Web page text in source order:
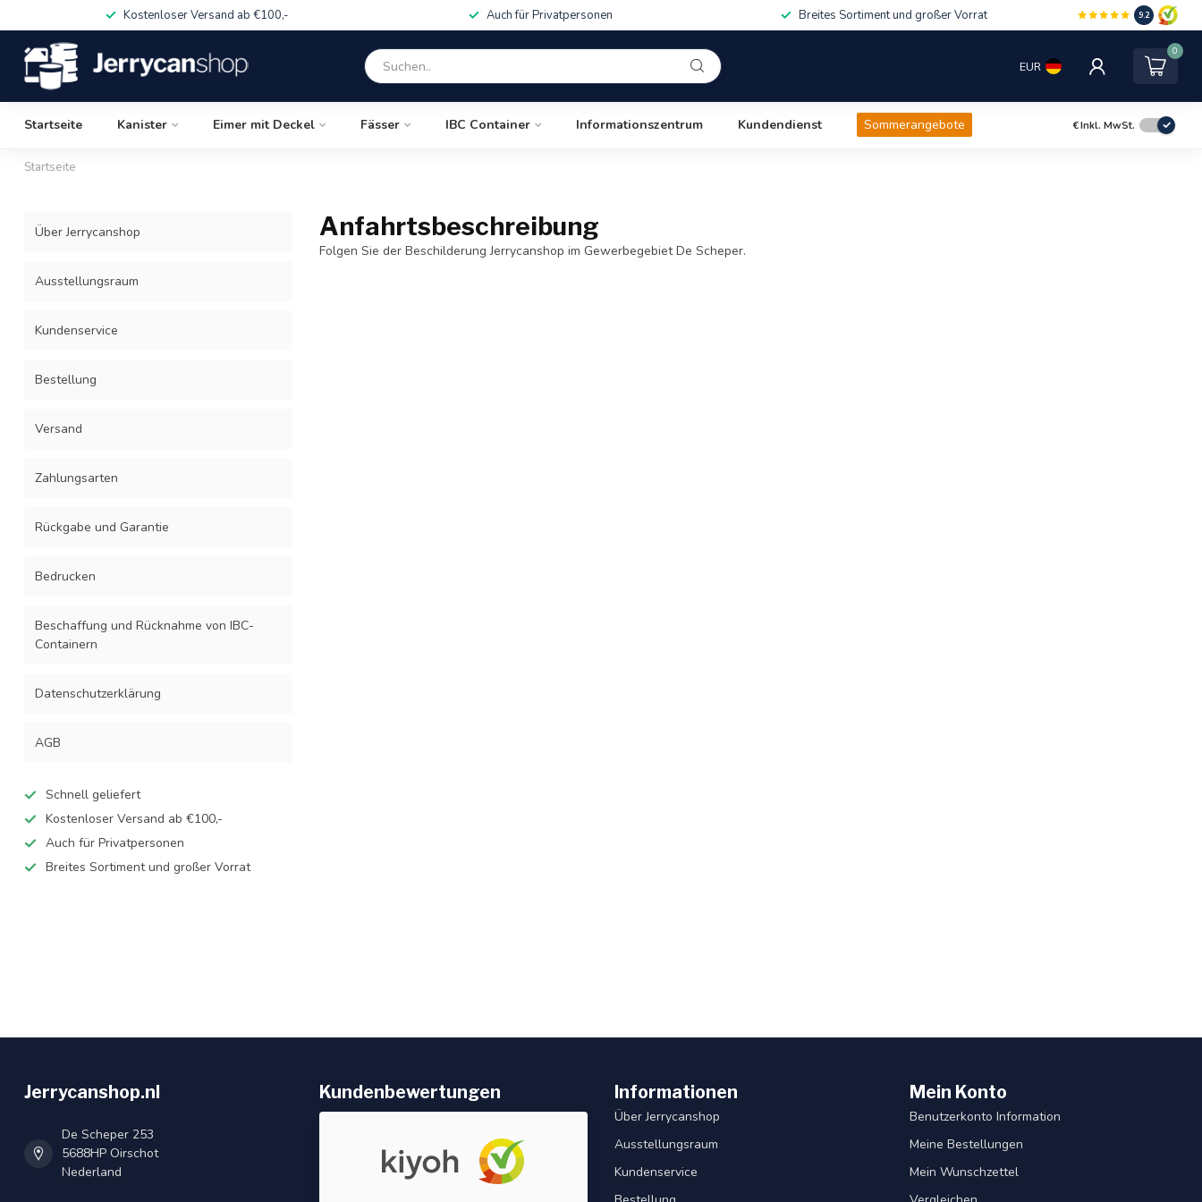
Kostenloser Versand ab €100,- Auch für Privatpersonen Breites Sortiment und großer Vorrat 9.2
EUR
0
Startseite Kanister Eimer mit Deckel Fässer IBC Container Informationszentrum Kundendienst Sommerangebote €Inkl. MwSt.
Startseite
Über Jerrycanshop
Ausstellungsraum
Kundenservice
Bestellung
Versand
Zahlungsarten
Rückgabe und Garantie
Bedrucken
Beschaffung und Rücknahme von IBC-
Containern
Datenschutzerklärung
AGB
Schnell geliefert
Kostenloser Versand ab €100,-
Auch für Privatpersonen
Breites Sortiment und großer Vorrat
Anfahrtsbeschreibung
Folgen Sie der Beschilderung Jerrycanshop im Gewerbegebiet De Scheper.
Jerrycanshop.nl
De Scheper 253
5688HP Oirschot
Nederland
Kundenbewertungen Informationen
Über Jerrycanshop
Ausstellungsraum
Kundenservice
Mein Konto
Benutzerkonto Information
Meine Bestellungen
Mein Wunschzettel